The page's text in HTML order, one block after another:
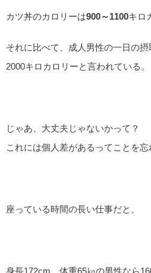
カツ丼のカロリーは900～1100キロ
それに比べて、成人男性の一日の
2000キロカロリーと言われている。
じゃあ、大丈夫じゃないかって？
これには個人差があるってことを忘
座っている時間の長い仕事だと、
身長172cm、体重65㎏の男性なら